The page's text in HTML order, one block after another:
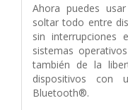
Ahora puedes
soltar todo entre
sin interrupciones
sistemas
también de la
dispositivos con
Bluetooth®.